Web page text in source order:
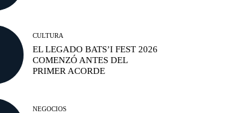
CULTURA
EL LEGADO BATS’I FEST 2026
COMENZÓ ANTES DEL
PRIMER ACORDE
NEGOCIOS